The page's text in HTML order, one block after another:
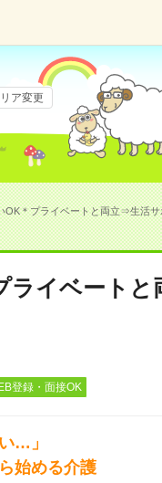
ア変更
OK＊プライベートと両立⇒生活サ
ライベート
登録・面接OK
…」
始める介護